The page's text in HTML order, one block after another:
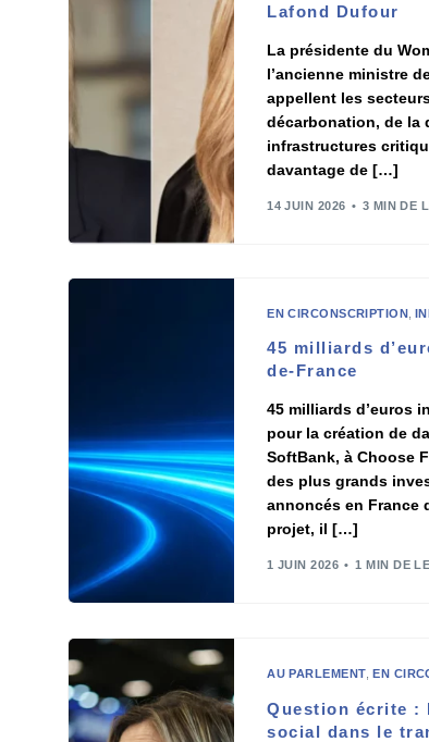
Lafond Dufour
La présidente du
l’ancienne ministre
appellent les
décarbonation, de la
infrastructures
davantage de […]
14 JUIN 2026 3 MIN DE
EN CIRCONSCRIPTION ,
45 milliards
de-France
45 milliards d’euros
pour la création de
SoftBank, à Choose
des plus grands
annoncés en France
projet, il […]
1 JUIN 2026 1 MIN DE
AU PARLEMENT EN
Question écrite :
social dans le